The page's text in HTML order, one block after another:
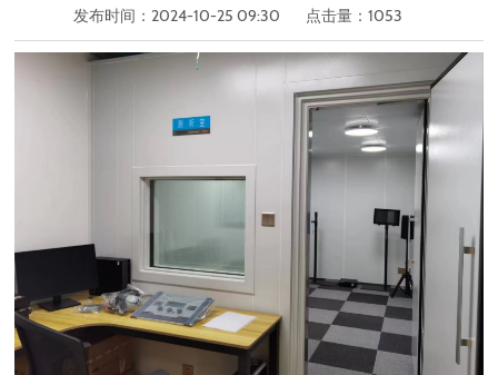
发布时间：2024-10-25 09:30 点击量： 1053